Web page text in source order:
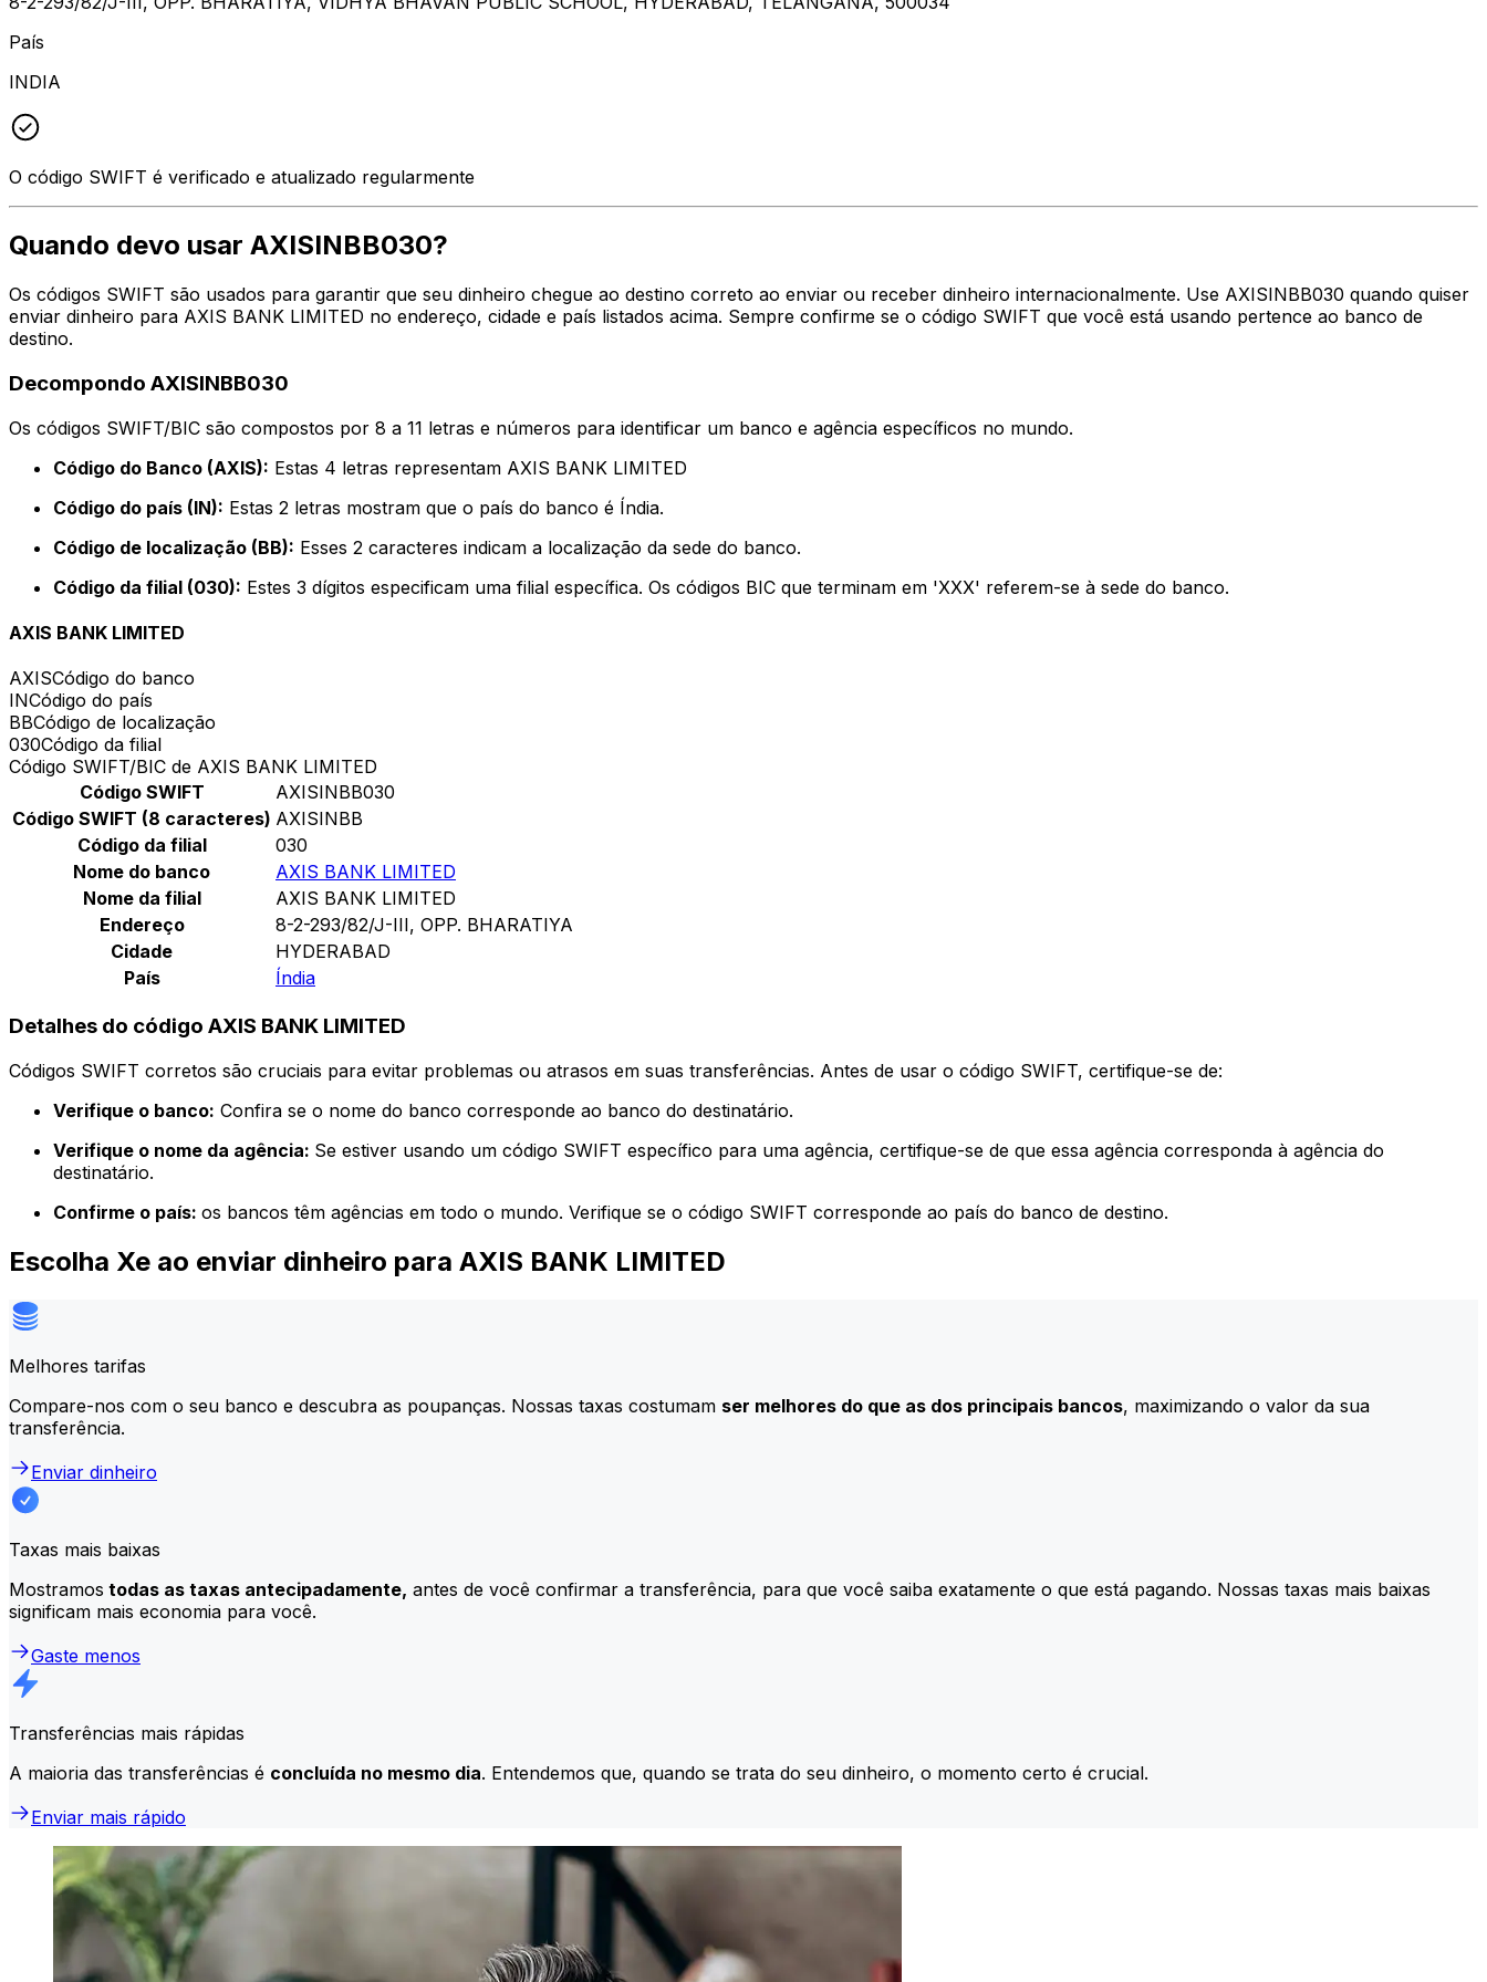
País
INDIA
O código SWIFT é verificado e atualizado regularmente
Quando devo usar AXISINBB030?
Os códigos SWIFT são usados para garantir que seu dinheiro chegue ao destino correto ao enviar ou receber dinheiro internacionalmente. Use AXISINBB030 quando quiser
enviar dinheiro para AXIS BANK LIMITED no endereço, cidade e país listados acima. Sempre confirme se o código SWIFT que você está usando pertence ao banco de
destino.
Decompondo AXISINBB030
Os códigos SWIFT/BIC são compostos por 8 a 11 letras e números para identificar um banco e agência específicos no mundo.
Código do Banco (AXIS): Estas 4 letras representam AXIS BANK LIMITED
Código do país (IN): Estas 2 letras mostram que o país do banco é Índia.
Código de localização (BB): Esses 2 caracteres indicam a localização da sede do banco.
Código da filial (030): Estes 3 dígitos especificam uma filial específica. Os códigos BIC que terminam em 'XXX' referem-se à sede do banco.
AXIS BANK LIMITED
AXISCódigo do banco
INCódigo do país
BBCódigo de localização
030Código da filial
Código SWIFT/BIC de AXIS BANK LIMITED
Código SWIFT
AXISINBB030
Código SWIFT (8 caracteres) AXISINBB
Código da filial
030
Nome do banco
AXIS BANK LIMITED
Nome da filial
AXIS BANK LIMITED
Endereço
8-2-293/82/J-III, OPP. BHARATIYA
Cidade
HYDERABAD
País
Índia
Detalhes do código AXIS BANK LIMITED
Códigos SWIFT corretos são cruciais para evitar problemas ou atrasos em suas transferências. Antes de usar o código SWIFT, certifique-se de:
Verifique o banco: Confira se o nome do banco corresponde ao banco do destinatário.
Verifique o nome da agência: Se estiver usando um código SWIFT específico para uma agência, certifique-se de que essa agência corresponda à agência do
destinatário.
Confirme o país: os bancos têm agências em todo o mundo. Verifique se o código SWIFT corresponde ao país do banco de destino.
Escolha Xe ao enviar dinheiro para AXIS BANK LIMITED
Melhores tarifas
Compare-nos com o seu banco e descubra as poupanças. Nossas taxas costumam ser melhores do que as dos principais bancos, maximizando o valor da sua
transferência.
Enviar dinheiro
Taxas mais baixas
Mostramos todas as taxas antecipadamente, antes de você confirmar a transferência, para que você saiba exatamente o que está pagando. Nossas taxas mais baixas
significam mais economia para você.
Gaste menos
Transferências mais rápidas
A maioria das transferências é concluída no mesmo dia. Entendemos que, quando se trata do seu dinheiro, o momento certo é crucial.
Enviar mais rápido